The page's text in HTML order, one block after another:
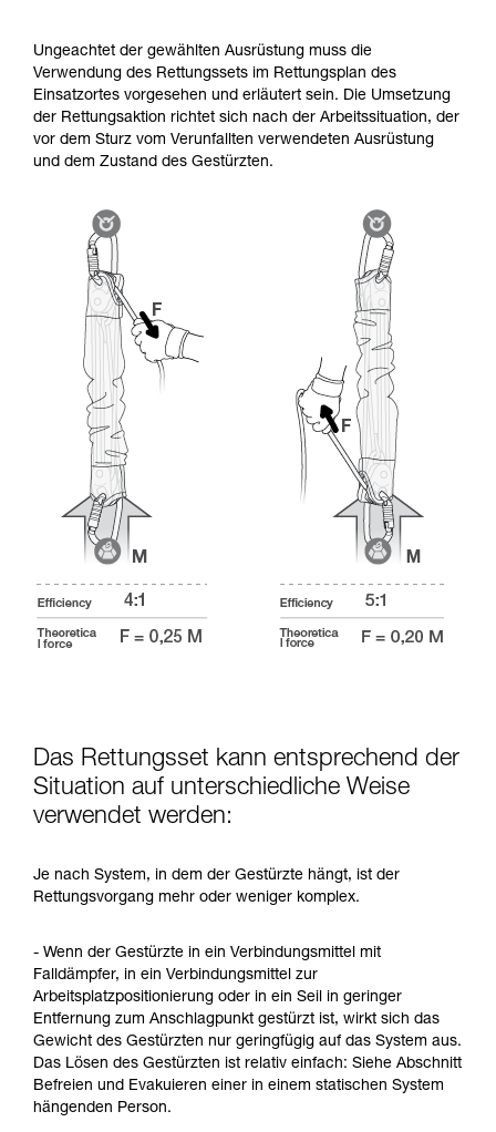
Ungeachtet der gewählten Ausrüstung muss die
Verwendung des Rettungssets im Rettungsplan des
Einsatzortes vorgesehen und erläutert sein. Die Umsetzung
der Rettungsaktion richtet sich nach der Arbeitssituation, der
vor dem Sturz vom Verunfallten verwendeten Ausrüstung
und dem Zustand des Gestürzten.
Das Rettungsset kann entsprechend der
Situation auf unterschiedliche Weise
verwendet werden:
Je nach System, in dem der Gestürzte hängt, ist der
Rettungsvorgang mehr oder weniger komplex.
- Wenn der Gestürzte in ein Verbindungsmittel mit
Falldämpfer, in ein Verbindungsmittel zur
Arbeitsplatzpositionierung oder in ein Seil in geringer
Entfernung zum Anschlagpunkt gestürzt ist, wirkt sich das
Gewicht des Gestürzten nur geringfügig auf das System aus.
Das Lösen des Gestürzten ist relativ einfach: Siehe Abschnitt
Befreien und Evakuieren einer in einem statischen System
hängenden Person.